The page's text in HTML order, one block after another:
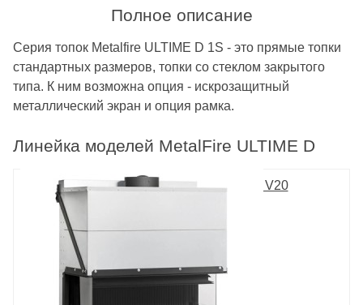
Полное описание
Серия топок Metalfire ULTIME D 1S - это прямые топки
стандартных размеров, топки со стеклом закрытого
типа. К ним возможна опция - искрозащитный
металлический экран и опция рамка.
Линейка моделей MetalFire ULTIME D
ULTIME D MF 1050-50 WHE 3S V20